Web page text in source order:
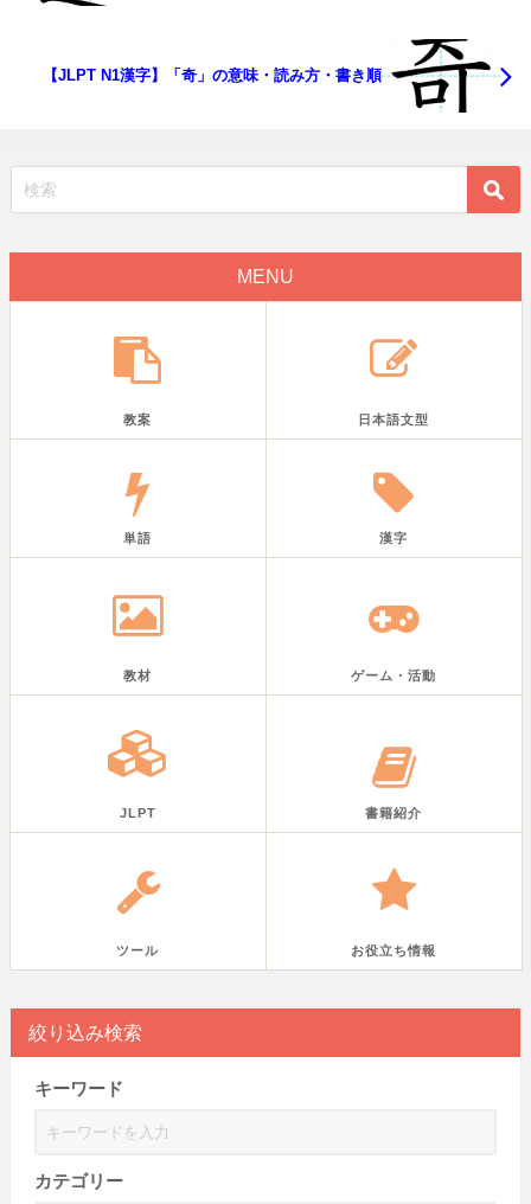
【JLPT N1漢字】「奇」の意味・読み方・書き順
MENU
教案 日本語文型
単語 漢字
教材 ゲーム・活動
JLPT 書籍紹介
ツール お役立ち情報
絞り込み検索
キーワード
カテゴリー